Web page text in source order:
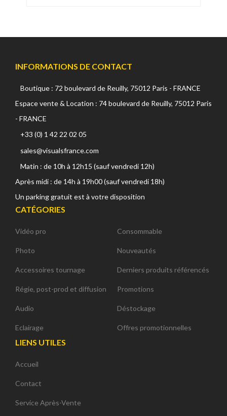
INFORMATIONS DE CONTACT
Boutique : 72 boulevard de Reuilly, 75012 Paris - FRANCE
Espace vente & Location : 74 boulevard de Reuilly, 75012 Paris
- FRANCE
+33 (0) 1 42 22 02 05
sales@visualsfrance.com
Matin : de 10h à 12h15 (sauf vendredi 12h)
Après midi : de 14h à 19h00 (sauf vendredi 18h)
Un parking gratuit est à votre disposition
CATÉGORIES
Vidéo pro
Photo
Accessoires tournage
Régie, post-prod et diffusion
Audio
Eclairage
Consommable
Nouveautés
Derniers produits référencés
Promotions
Déstockage
Offres promotionnelles
LIENS UTILES
Accueil
Contact
Service Après-Vente